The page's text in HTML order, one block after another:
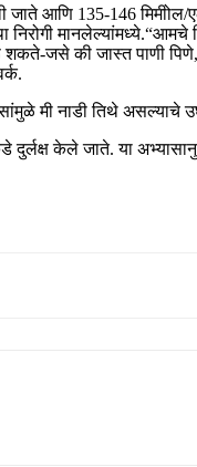
आणि 135-146
मानलेल्यांमध्ये.“आमचे
जसे की जास्त पाणी
मी नाडी तिथे
दुर्लक्ष केले जाते. या